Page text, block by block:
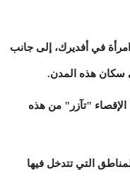
واليوم تستفيد منها بصورة مباشرة أكثر من 125 امرأة معيلة أسرة في شوم، ونحو 120 امرأة في أفديرك، إلى جانب
الإقصاء "تآزر" من هذه
التي تتدخل فيها